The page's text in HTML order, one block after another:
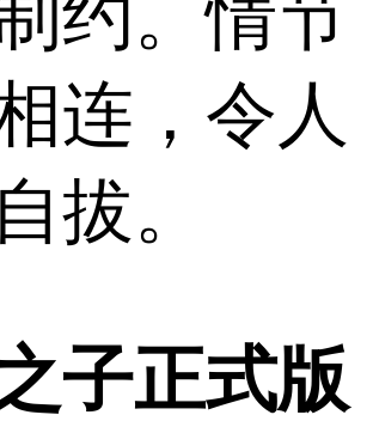
约。情节
连，令人
拔。
子正式版